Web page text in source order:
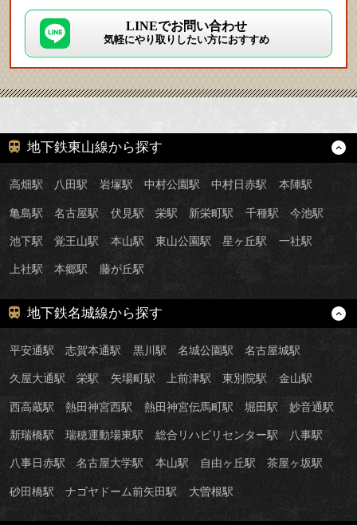
LINEでお問い合わせ
気軽にやり取りしたい方におすすめ
地下鉄東山線から探す
高畑駅 八田駅 岩塚駅 中村公園駅 中村日赤駅 本陣駅
亀島駅 名古屋駅 伏見駅 栄駅 新栄町駅 千種駅 今池駅
池下駅 覚王山駅 本山駅 東山公園駅 星ヶ丘駅 一社駅
上社駅 本郷駅 藤が丘駅
地下鉄名城線から探す
平安通駅 志賀本通駅 黒川駅 名城公園駅 名古屋城駅
久屋大通駅 栄駅 矢場町駅 上前津駅 東別院駅 金山駅
西高蔵駅 熱田神宮西駅 熱田神宮伝馬町駅 堀田駅 妙音通駅
新瑞橋駅 瑞穂運動場東駅 総合リハビリセンター駅 八事駅
八事日赤駅 名古屋大学駅 本山駅 自由ヶ丘駅 茶屋ヶ坂駅
砂田橋駅 ナゴヤドーム前矢田駅 大曽根駅